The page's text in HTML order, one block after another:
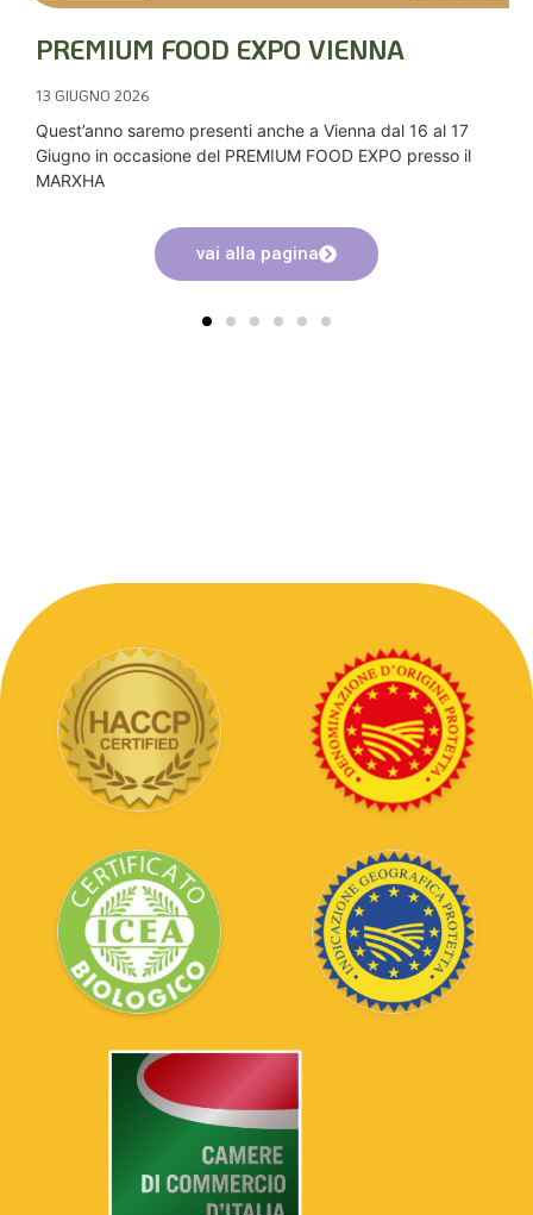
PREMIUM FOOD EXPO VIENNA
13 GIUGNO 2026
Quest’anno saremo presenti anche a Vienna dal 16 al 17
Giugno in occasione del PREMIUM FOOD EXPO presso il
MARXHA
vai alla pagina